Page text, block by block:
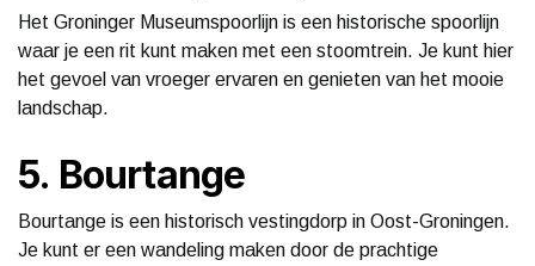
Het Groninger Museumspoorlijn is een historische spoorlijn
waar je een rit kunt maken met een stoomtrein. Je kunt hier
het gevoel van vroeger ervaren en genieten van het mooie
landschap.
5. Bourtange
Bourtange is een historisch vestingdorp in Oost-Groningen.
Je kunt er een wandeling maken door de prachtige